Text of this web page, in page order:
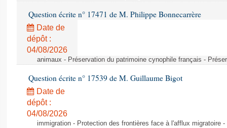
Question écrite n° 17471 de M. Philippe Bonnecarrère
Date de
dépôt :
04/08/2026
animaux - Préservation du patrimoine cynophile français -
Question écrite n° 17539 de M. Guillaume Bigot
Date de
dépôt :
04/08/2026
immigration - Protection des frontières face à l'afflux migratoire